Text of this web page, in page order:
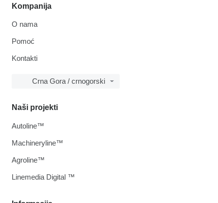
Kompanija
O nama
Pomoć
Kontakti
Crna Gora / crnogorski
Naši projekti
Autoline™
Machineryline™
Agroline™
Linemedia Digital ™